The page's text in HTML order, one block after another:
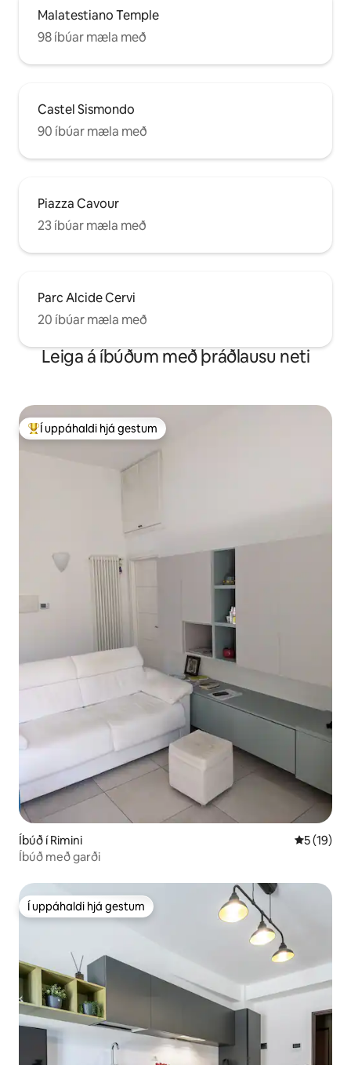
Malatestiano Temple
98 íbúar mæla með
Castel Sismondo
90 íbúar mæla með
Piazza Cavour
23 íbúar mæla með
Parc Alcide Cervi
20 íbúar mæla með
Leiga á íbúðum með þráðlausu neti
Í mestu uppáhaldi hjá gestum
Í uppáhaldi hjá gestum
Íbúð í Rimini 5 af 5 í
5 (19)
Íbúð með garði
Í uppáhaldi hjá gestum
Í uppáhaldi hjá gestum